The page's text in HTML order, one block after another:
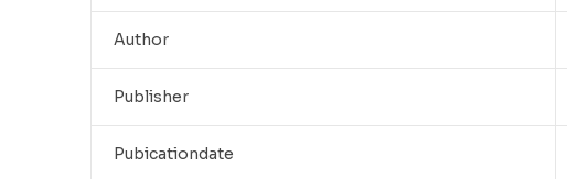
Author
Publisher
Pubicationdate